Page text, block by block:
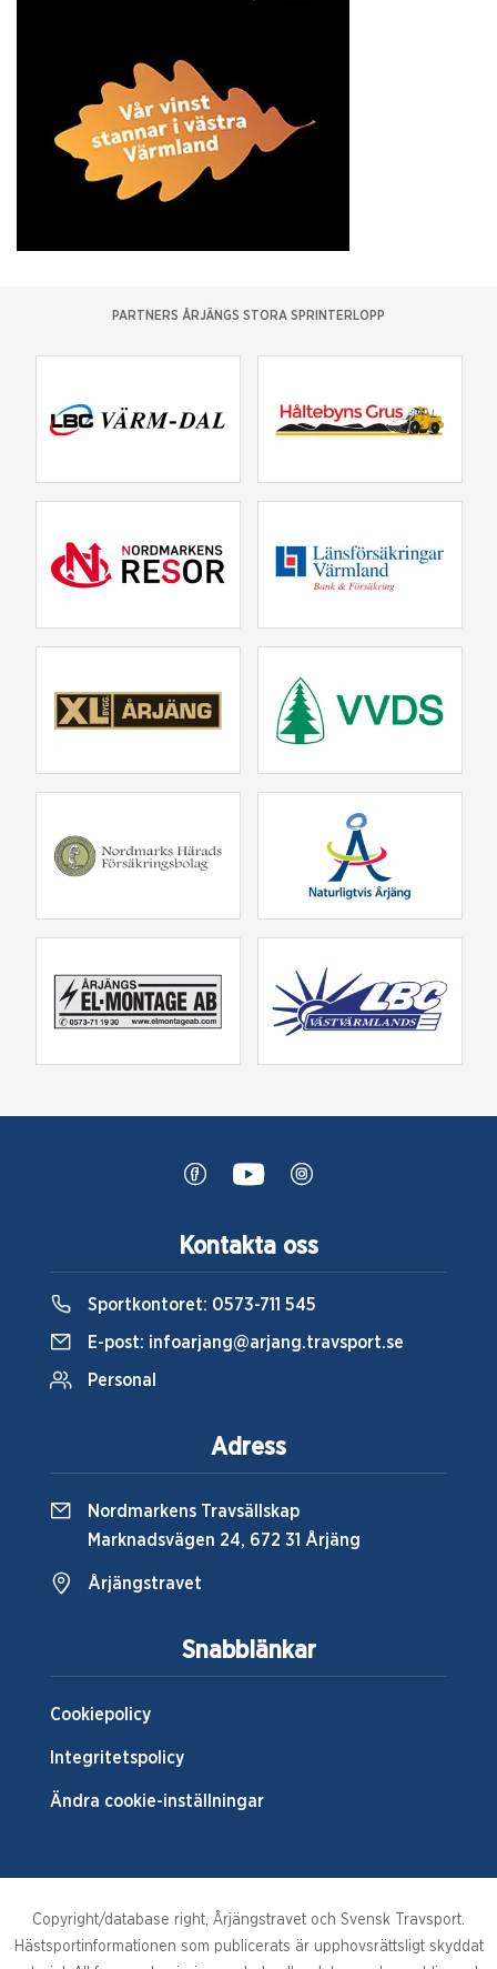
PARTNERS ÅRJÄNGS STORA SPRINTERLOPP
Snabblänkar
Cookiepolicy
Integritetspolicy
Ändra cookie-inställningar
Kontakta oss
Sportkontoret: 0573-711 545
E-post: infoarjang@arjang.travsport.se
Personal
Adress
Nordmarkens Travsällskap
Marknadsvägen 24, 672 31 Årjäng
Årjängstravet
Copyright/database right, Årjängstravet och Svensk Travsport.
Hästsportinformationen som publicerats är upphovsrättsligt skyddat